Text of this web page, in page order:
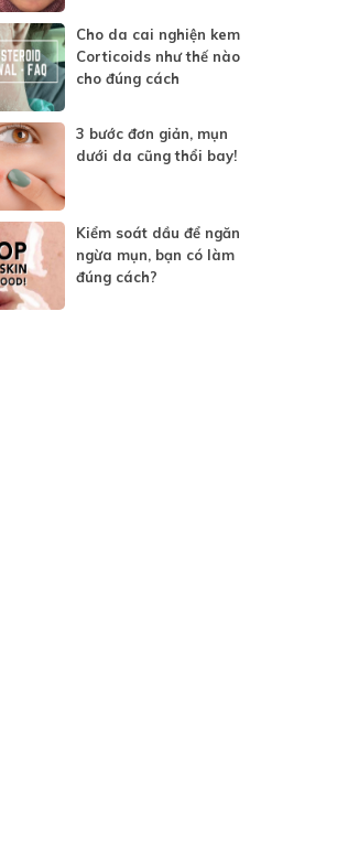
Cho da cai nghiện kem
Corticoids như thế nào
cho đúng cách
3 bước đơn giản, mụn
dưới da cũng thổi bay!
Kiểm soát dầu để ngăn
ngừa mụn, bạn có làm
đúng cách?